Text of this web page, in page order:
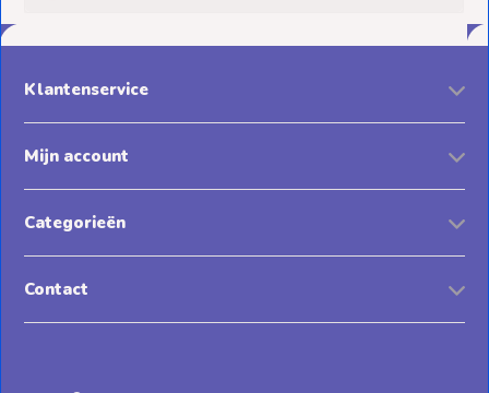
Klantenservice
Mijn account
Categorieën
Contact